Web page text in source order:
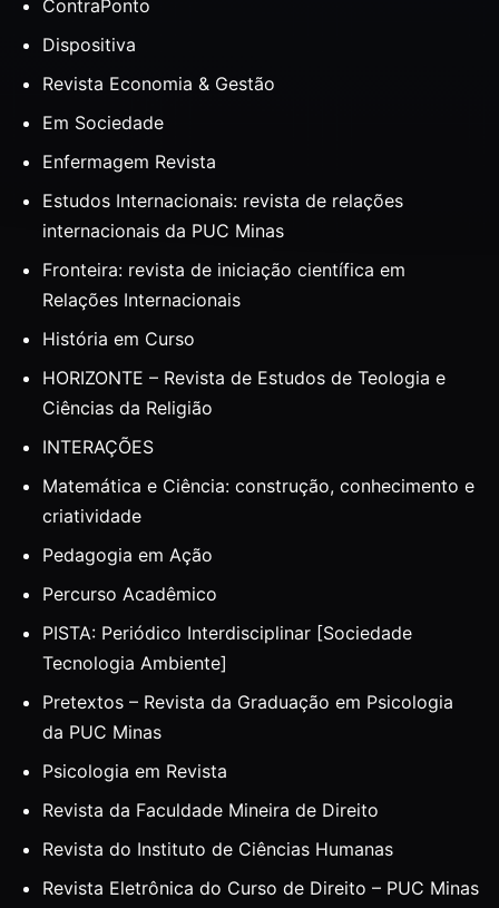
ContraPonto
Dispositiva
Revista Economia & Gestão
Em Sociedade
Enfermagem Revista
Estudos Internacionais: revista de relações
internacionais da PUC Minas
Fronteira: revista de iniciação científica em
Relações Internacionais
História em Curso
HORIZONTE – Revista de Estudos de Teologia e
Ciências da Religião
INTERAÇÕES
Matemática e Ciência: construção, conhecimento e
criatividade
Pedagogia em Ação
Percurso Acadêmico
PISTA: Periódico Interdisciplinar [Sociedade
Tecnologia Ambiente]
Pretextos – Revista da Graduação em Psicologia
da PUC Minas
Psicologia em Revista
Revista da Faculdade Mineira de Direito
Revista do Instituto de Ciências Humanas
Revista Eletrônica do Curso de Direito – PUC Minas